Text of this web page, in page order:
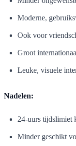
Moderne,
Ook voor
Groot
Leuke, visuele
Nadelen:
24-uurs tijdslimiet
Minder geschikt